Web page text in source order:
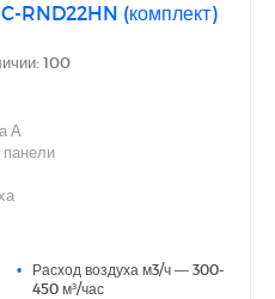
RND22HN (комплект)
100
А
панели
•
Расход воздуха м3/ч — 300-
450 м³/час